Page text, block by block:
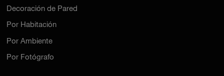
Decoración de Pared
Por Habitación
Por Ambiente
Por Fotógrafo